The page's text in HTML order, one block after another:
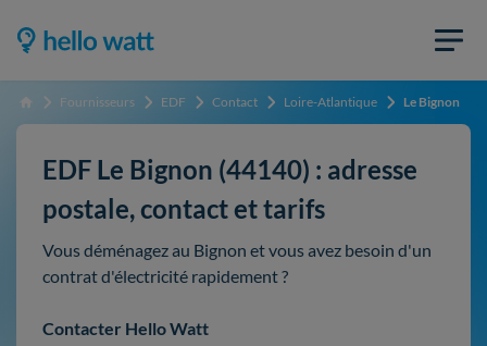
Accueil Fournisseurs EDF Contact Loire-Atlantique Le Bignon
EDF Le Bignon (44140) : adresse
postale, contact et tarifs
Vous déménagez au Bignon et vous avez besoin d'un
contrat d'électricité rapidement ?
Contacter Hello Watt